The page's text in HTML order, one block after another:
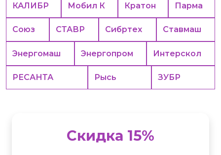
КАЛИБР Мобил К Кратон Парма
Союз СТАВР Сибртех Ставмаш
Энергомаш Энергопром Интерскол
РЕСАНТА Рысь ЗУБР
Скидка 15%